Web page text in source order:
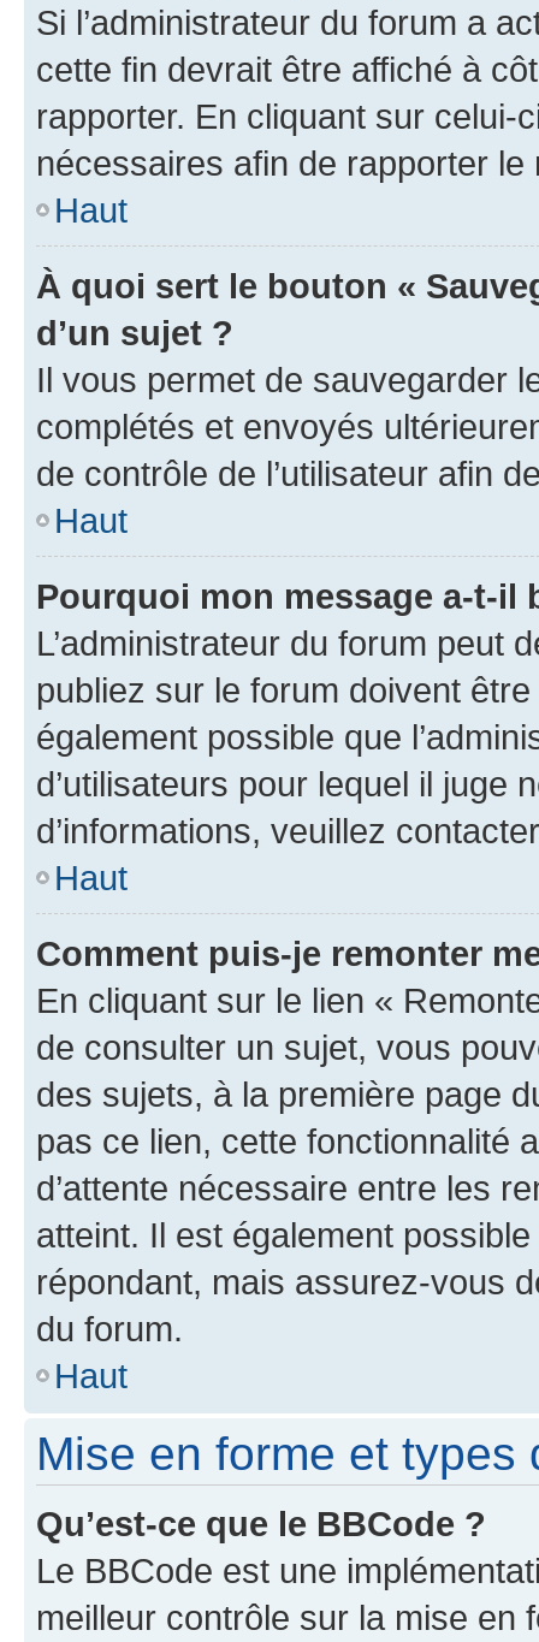
Si l’administrateur du forum a
cette fin devrait être affiché à
rapporter. En cliquant sur
nécessaires afin de rapporter le
Haut
À quoi sert le bouton «
d’un sujet ?
Il vous permet de sauvegarder
complétés et envoyés
de contrôle de l’utilisateur afin
Haut
Pourquoi mon message a-t-il
L’administrateur du forum peut
publiez sur le forum doivent
également possible que
d’utilisateurs pour lequel il juge
d’informations, veuillez
Haut
Comment puis-je remonter
En cliquant sur le lien «
de consulter un sujet, vous
des sujets, à la première page
pas ce lien, cette fonctionnalité
d’attente nécessaire entre les
atteint. Il est également
répondant, mais assurez-vous
du forum.
Haut
Mise en forme et types
Qu’est-ce que le BBCode ?
Le BBCode est une
meilleur contrôle sur la mise en